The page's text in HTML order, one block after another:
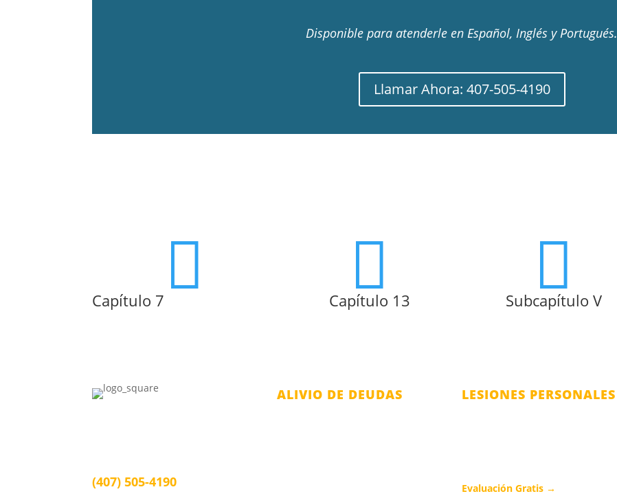
Disponible para atenderle en Español, Inglés y Portugués.
Llamar Ahora: 407-505-4190

Capítulo 7

Capítulo 13

Subcapítulo V
(407) 505-4190
ALIVIO DE DEUDAS LESIONES PERSONALES
Evaluación Gratis →